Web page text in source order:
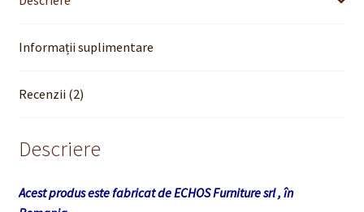
Informații suplimentare
Recenzii (2)
Descriere
Acest produs este fabricat de ECHOS Furniture srl , în